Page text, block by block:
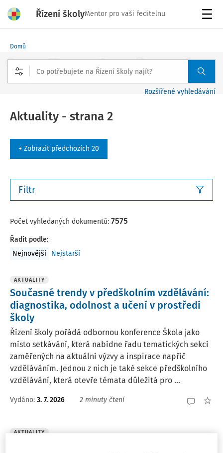
Řízení školyMentor pro vaši ředitelnu
Domů
Rozšířené vyhledávání
Aktuality - strana 2
+ Zobrazit předchozích 20
Filtr
Počet vyhledaných dokumentů: 7575
Řadit podle:
Nejnovější
Nejstarší
AKTUALITY
Současné trendy v předškolním vzdělávání:
diagnostika, odolnost a učení v prostředí
školy
Řízení školy pořádá odbornou konference Škola jako
místo setkávání, která nabídne řadu tematických sekcí
zaměřených na aktuální výzvy a inspirace napříč
vzděláváním. Jednou z nich je také sekce předškolního
vzdělávání, která otevře témata důležitá pro ...
Vydáno: 3. 7. 2026 2 minuty čtení
AKTUALITY